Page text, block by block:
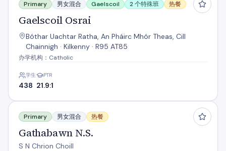
Primary 男女混合 Gaelscoil 2 个特殊班 热餐
Gaelscoil Osrai
Bóthar Uachtar Ratha, An Pháirc Mhór Theas, Cill
Chainnigh · Kilkenny · R95 AT85
办学机构：Catholic
学生
438
PTR
21.9:1
Gathabawn N.S.
Primary 男女混合 热餐
Gathabawn N.S.
S N Chrion Choill